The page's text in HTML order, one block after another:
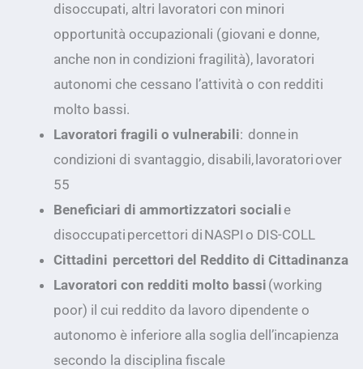
disoccupati, altri lavoratori con minori
opportunità occupazionali (giovani e donne,
anche non in condizioni fragilità), lavoratori
autonomi che cessano l’attività o con redditi
molto bassi.
Lavoratori fragili o vulnerabili: donne in
condizioni di svantaggio, disabili, lavoratori over
55
Beneficiari di ammortizzatori socialie
disoccupati percettori di NASPI o DIS-COLL
Cittadini percettori del Reddito di Cittadinanza
Lavoratori con redditi molto bassi (working
poor) il cui reddito da lavoro dipendente o
autonomo è inferiore alla soglia dell’incapienza
secondo la disciplina fiscale